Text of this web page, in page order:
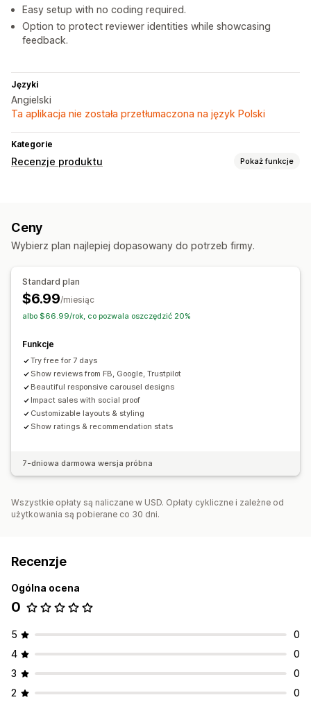
Easy setup with no coding required.
Option to protect reviewer identities while showcasing
feedback.
Języki
Angielski
Ta aplikacja nie została przetłumaczona na język Polski
Kategorie
Recenzje produktu Pokaż funkcje
Karuzele
Najlepsze recenzje
Filtrowanie Fragmenty rozszerzone
Syndykacja recenzji
Ceny
Wybierz plan najlepiej dopasowany do potrzeb firmy.
Standard plan
$6.99/miesiąc
albo $66.99/rok, co pozwala oszczędzić 20%
Funkcje
Try free for 7 days
Show reviews from FB, Google, Trustpilot
Beautiful responsive carousel designs
Impact sales with social proof
Customizable layouts & styling
Show ratings & recommendation stats
7-dniowa darmowa wersja próbna
Wszystkie opłaty są naliczane w USD. Opłaty cykliczne i zależne od
użytkowania są pobierane co 30 dni.
Recenzje
Ogólna ocena
0
5
0
4
0
3
0
2
0